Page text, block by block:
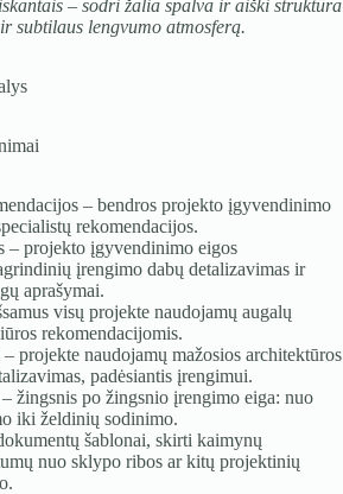
– sodri žalia spalva ir aiški struktūra
subtilaus lengvumo atmosferą.
– bendros projekto įgyvendinimo
rekomendacijos.
– projekto įgyvendinimo eigos
įrengimo dabų detalizavimas ir
aprašymai.
visų projekte naudojamų augalų
rekomendacijomis.
projekte naudojamų mažosios architektūros
padėsiantis įrengimui.
žingsnis po žingsnio įrengimo eiga: nuo
iki želdinių sodinimo.
šablonai, skirti kaimynų
nuo sklypo ribos ar kitų projektinių